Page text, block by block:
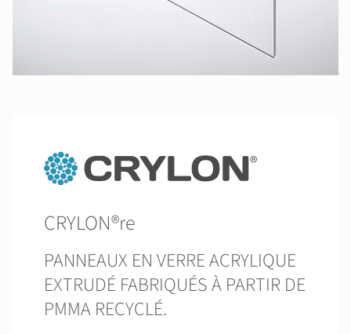
CRYLON®re
PANNEAUX EN VERRE ACRYLIQUE
EXTRUDÉ FABRIQUÉS À PARTIR DE
PMMA RECYCLÉ.